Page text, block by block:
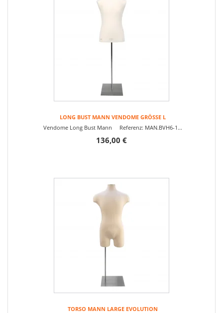
LONG BUST MANN VENDOME GRÖSSE L
Vendome Long Bust Mann Referenz: MAN.BVH6-1...
136,00 €
TORSO MANN LARGE EVOLUTION